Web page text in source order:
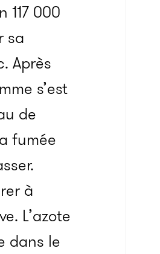
000
sa
Après
s’est
de
fumée
à
L’azote
dans le